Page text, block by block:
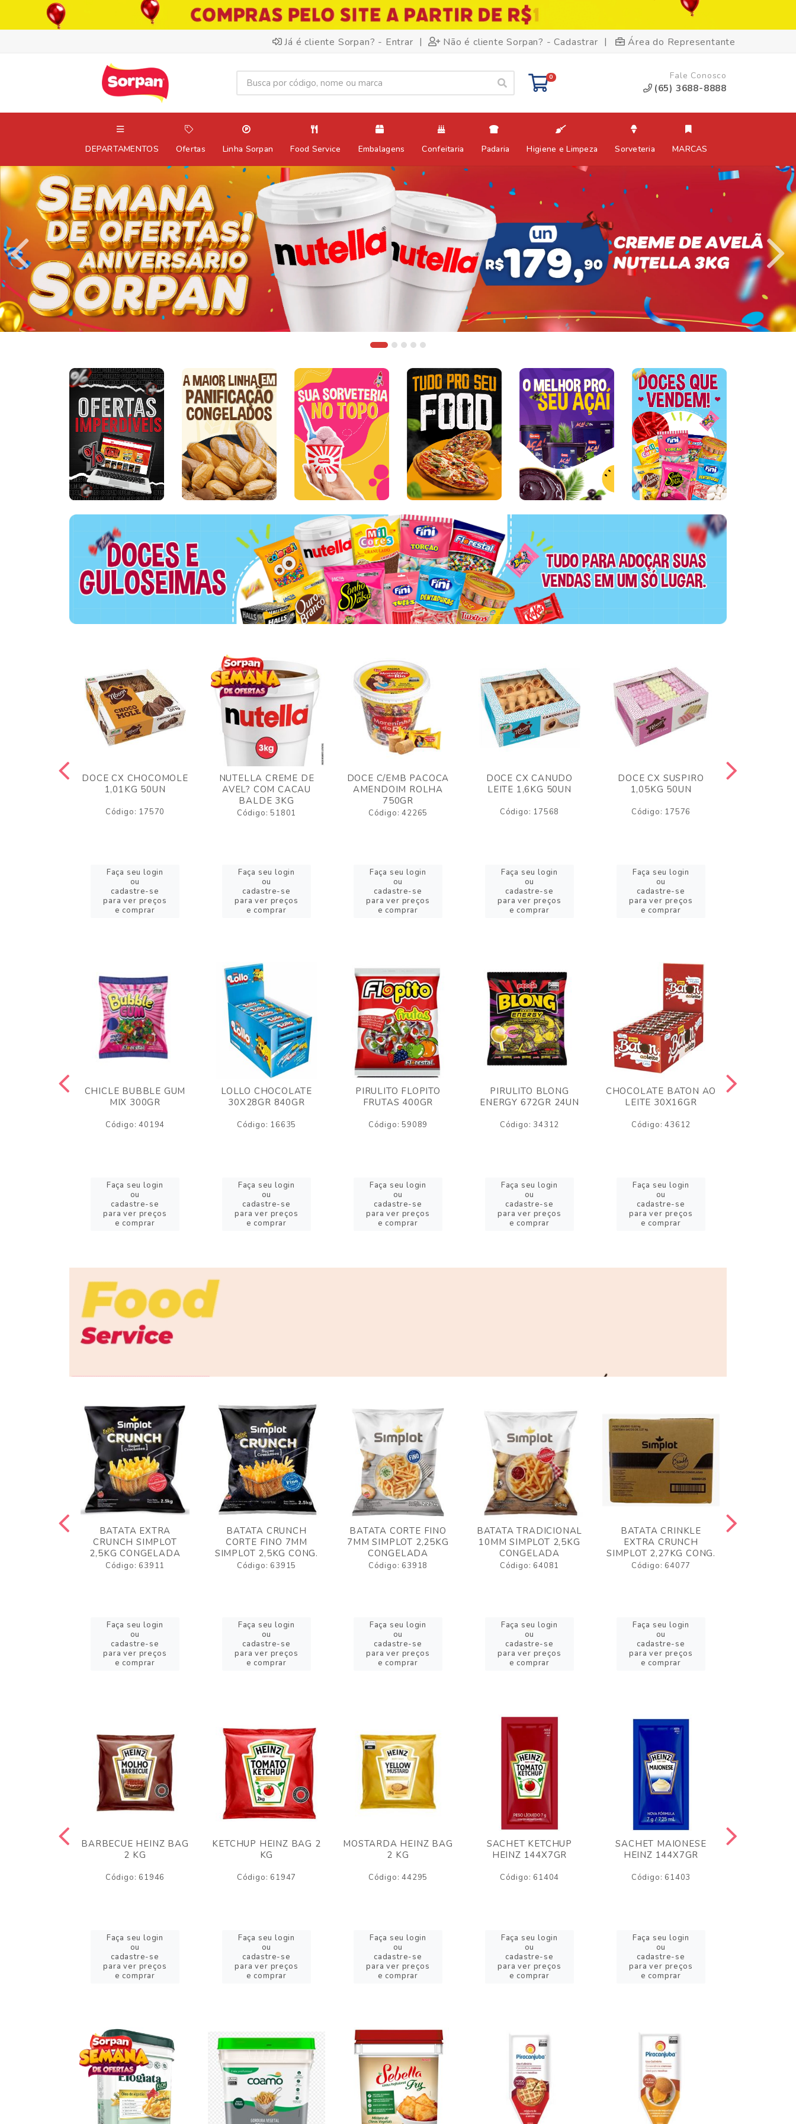
Já é cliente Sorpan? - Entrar | Não é cliente Sorpan? - Cadastrar | Área do Representante
0 Fale Conosco
(65) 3688-8888
DEPARTAMENTOS Ofertas Linha Sorpan Food Service Embalagens Confeitaria Padaria Higiene e Limpeza Sorveteria MARCAS
DOCE CX CHOCOMOLE
1,01KG 50UN
Código: 17570
Faça seu login
ou
cadastre-se
para ver preços
e comprar
NUTELLA CREME DE
AVEL? COM CACAU
BALDE 3KG
Código: 51801
Faça seu login
ou
cadastre-se
para ver preços
e comprar
DOCE C/EMB PACOCA
AMENDOIM ROLHA
750GR
Código: 42265
Faça seu login
ou
cadastre-se
para ver preços
e comprar
DOCE CX CANUDO
LEITE 1,6KG 50UN
Código: 17568
Faça seu login
ou
cadastre-se
para ver preços
e comprar
DOCE CX SUSPIRO
1,05KG 50UN
Código: 17576
Faça seu login
ou
cadastre-se
para ver preços
e comprar
CHICLE BUBBLE GUM
MIX 300GR
Código: 40194
Faça seu login
ou
cadastre-se
para ver preços
e comprar
LOLLO CHOCOLATE
30X28GR 840GR
Código: 16635
Faça seu login
ou
cadastre-se
para ver preços
e comprar
PIRULITO FLOPITO
FRUTAS 400GR
Código: 59089
Faça seu login
ou
cadastre-se
para ver preços
e comprar
PIRULITO BLONG
ENERGY 672GR 24UN
Código: 34312
Faça seu login
ou
cadastre-se
para ver preços
e comprar
CHOCOLATE BATON AO
LEITE 30X16GR
Código: 43612
Faça seu login
ou
cadastre-se
para ver preços
e comprar
BATATA EXTRA
CRUNCH SIMPLOT
2,5KG CONGELADA
Código: 63911
Faça seu login
ou
cadastre-se
para ver preços
e comprar
BATATA CRUNCH
CORTE FINO 7MM
SIMPLOT 2,5KG CONG.
Código: 63915
Faça seu login
ou
cadastre-se
para ver preços
e comprar
BATATA CORTE FINO
7MM SIMPLOT 2,25KG
CONGELADA
Código: 63918
Faça seu login
ou
cadastre-se
para ver preços
e comprar
BATATA TRADICIONAL
10MM SIMPLOT 2,5KG
CONGELADA
Código: 64081
Faça seu login
ou
cadastre-se
para ver preços
e comprar
BATATA CRINKLE
EXTRA CRUNCH
SIMPLOT 2,27KG CONG.
Código: 64077
Faça seu login
ou
cadastre-se
para ver preços
e comprar
BARBECUE HEINZ BAG
2 KG
Código: 61946
Faça seu login
ou
cadastre-se
para ver preços
e comprar
KETCHUP HEINZ BAG 2
KG
Código: 61947
Faça seu login
ou
cadastre-se
para ver preços
e comprar
MOSTARDA HEINZ BAG
2 KG
Código: 44295
Faça seu login
ou
cadastre-se
para ver preços
e comprar
SACHET KETCHUP
HEINZ 144X7GR
Código: 61404
Faça seu login
ou
cadastre-se
para ver preços
e comprar
SACHET MAIONESE
HEINZ 144X7GR
Código: 61403
Faça seu login
ou
cadastre-se
para ver preços
e comprar